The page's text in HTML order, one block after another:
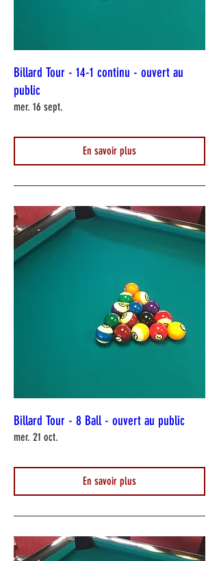
Billard Tour - 14-1 continu - ouvert au
public
mer. 16 sept.
En savoir plus
Billard Tour - 8 Ball - ouvert au public
mer. 21 oct.
En savoir plus